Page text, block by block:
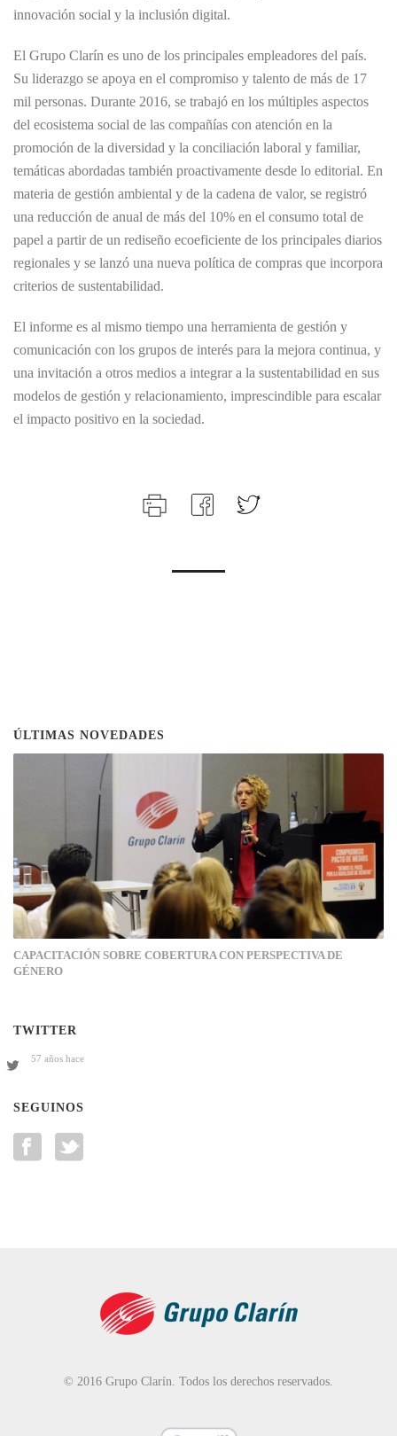
innovación social y la inclusión digital.
El Grupo Clarín es uno de los principales empleadores del país.
Su liderazgo se apoya en el compromiso y talento de más de 17
mil personas. Durante 2016, se trabajó en los múltiples aspectos
del ecosistema social de las compañías con atención en la
promoción de la diversidad y la conciliación laboral y familiar,
temáticas abordadas también proactivamente desde lo editorial. En
materia de gestión ambiental y de la cadena de valor, se registró
una reducción de anual de más del 10% en el consumo total de
papel a partir de un rediseño ecoeficiente de los principales diarios
regionales y se lanzó una nueva política de compras que incorpora
criterios de sustentabilidad.
El informe es al mismo tiempo una herramienta de gestión y
comunicación con los grupos de interés para la mejora continua, y
una invitación a otros medios a integrar a la sustentabilidad en sus
modelos de gestión y relacionamiento, imprescindible para escalar
el impacto positivo en la sociedad.
ÚLTIMAS NOVEDADES
CAPACITACIÓN SOBRE COBERTURA CON PERSPECTIVA DE
GÉNERO
TWITTER
57 años hace
SEGUINOS
© 2016 Grupo Clarín. Todos los derechos reservados.